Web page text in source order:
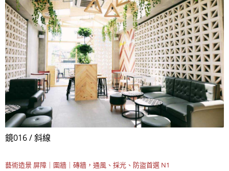
鏡016 / 斜線
藝術造景 屏障｜圍牆｜磚牆，通風、採光、防盜首選 N1